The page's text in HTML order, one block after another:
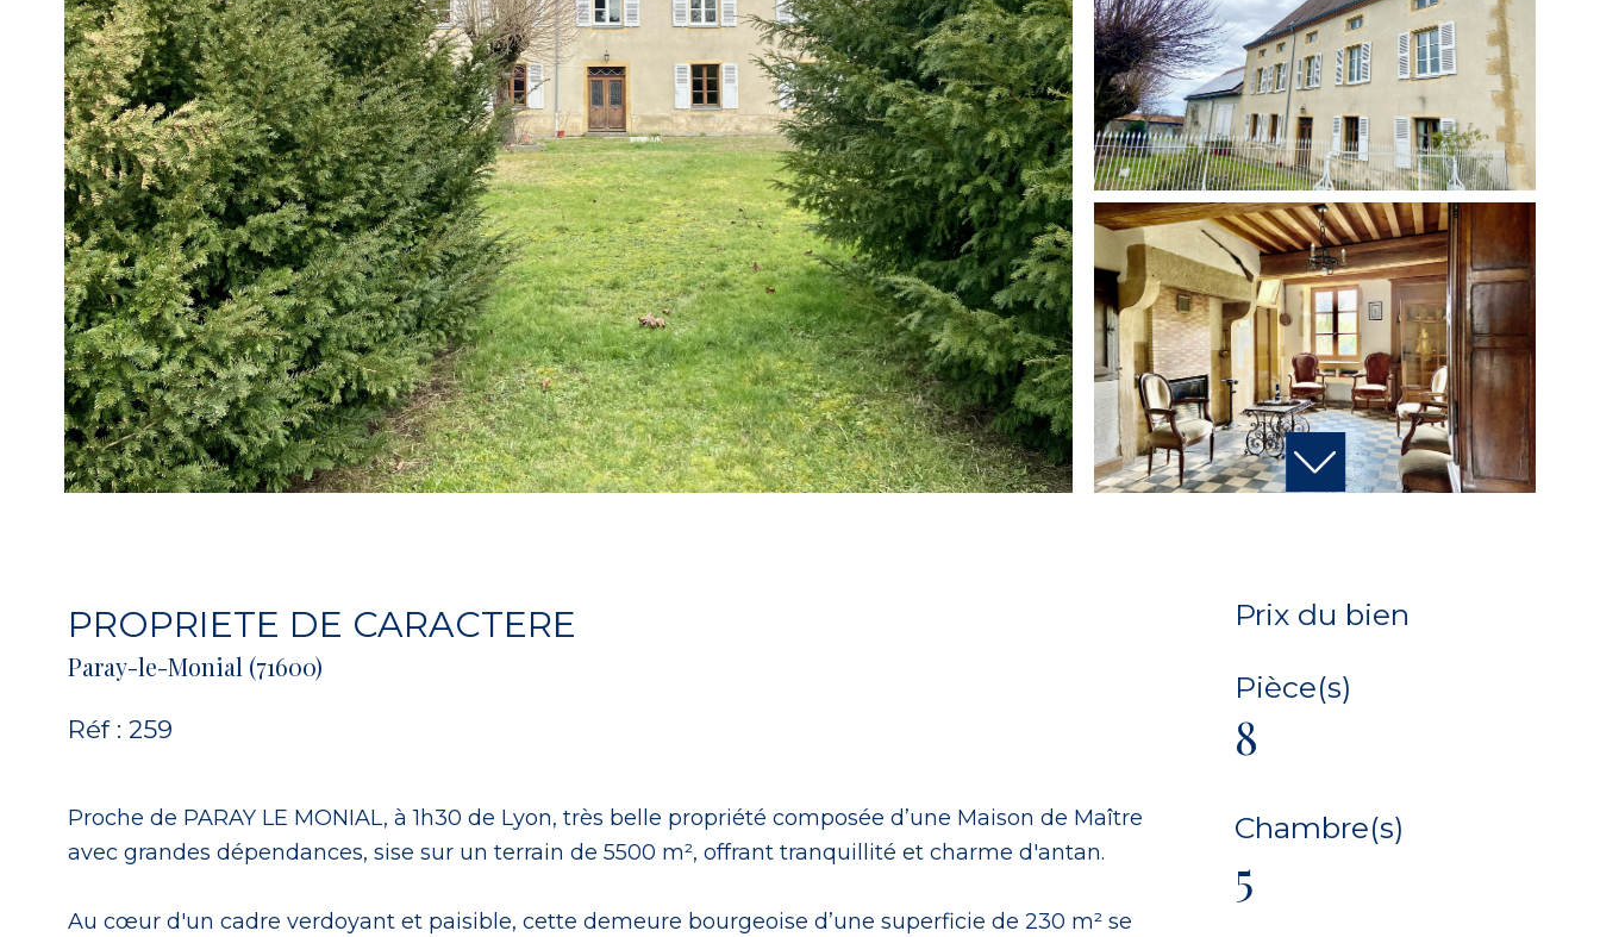
PROPRIETE DE CARACTERE
Paray-le-Monial (71600)
Réf : 259
Proche de PARAY LE MONIAL, à 1h30 de Lyon, très belle propriété composée d’une Maison de Maître
avec grandes dépendances, sise sur un terrain de 5500 m², offrant tranquillité et charme d'antan.
Au cœur d'un cadre verdoyant et paisible, cette demeure bourgeoise d’une superficie de 230 m² se
Prix du bien
Pièce(s)
8
Chambre(s)
5